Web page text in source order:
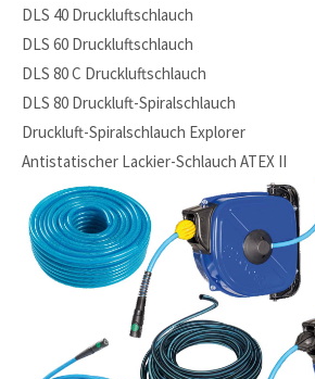
DLS 40 Druckluftschlauch
DLS 60 Druckluftschlauch
DLS 80 C Druckluftschlauch
DLS 80 Druckluft-Spiralschlauch
Druckluft-Spiralschlauch Explorer
Antistatischer Lackier-Schlauch ATEX II